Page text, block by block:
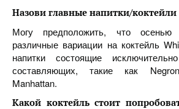
Назови главные напитки/коктейли
Могу предположить, что осенью
различные вариации на коктейль
напитки состоящие
составляющих, такие как
Manhattan.
Какой коктейль стоит